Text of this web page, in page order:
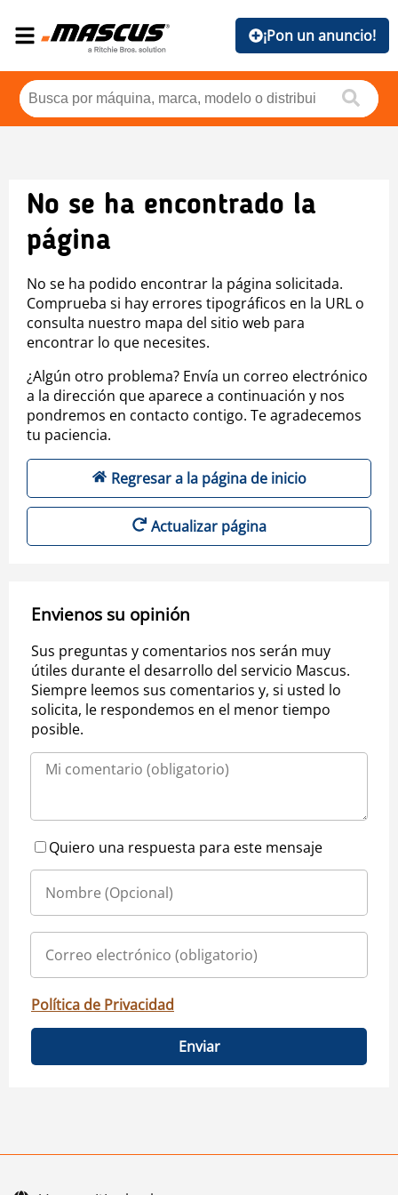
¡Pon un anuncio!
No se ha encontrado la
página
No se ha podido encontrar la página solicitada.
Comprueba si hay errores tipográficos en la URL o
consulta nuestro mapa del sitio web para
encontrar lo que necesites.
¿Algún otro problema? Envía un correo electrónico
a la dirección que aparece a continuación y nos
pondremos en contacto contigo. Te agradecemos
tu paciencia.
Regresar a la página de inicio
Actualizar página
Envienos su opinión
Sus preguntas y comentarios nos serán muy
útiles durante el desarrollo del servicio Mascus.
Siempre leemos sus comentarios y, si usted lo
solicita, le respondemos en el menor tiempo
posible.
Quiero una respuesta para este mensaje
Política de Privacidad
Enviar